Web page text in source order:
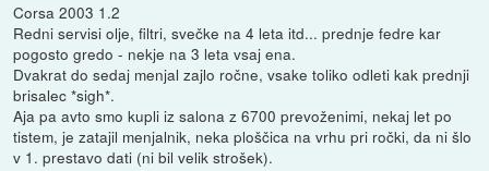
Corsa 2003 1.2
Redni servisi olje, filtri, svečke na 4 leta itd... prednje fedre kar
pogosto gredo - nekje na 3 leta vsaj ena.
Dvakrat do sedaj menjal zajlo ročne, vsake toliko odleti kak prednji
brisalec *sigh*.
Aja pa avto smo kupli iz salona z 6700 prevoženimi, nekaj let po
tistem, je zatajil menjalnik, neka ploščica na vrhu pri ročki, da ni šlo
v 1. prestavo dati (ni bil velik strošek).